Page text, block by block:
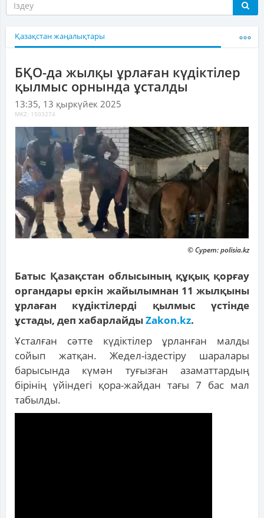
Қазақстан жаңалықтары
БҚО-да жылқы ұрлаған күдіктілер
қылмыс орнында ұсталды
13:35, 13 қыркүйек 2025
MKZ: 1503274
© Сурет: polisia.kz
Батыс Қазақстан облысының құқық қорғау
органдары еркін жайылымнан 11 жылқыны
ұрлаған күдіктілерді қылмыс үстінде
ұстады, деп хабарлайдыZakon.kz.
Ұсталған сәтте күдіктілер ұрланған малды
сойып жатқан. Жедел-іздестіру шаралары
барысында күмән туғызған азаматтардың
бірінің үйіндегі қора-жайдан тағы 7 бас мал
табылды.